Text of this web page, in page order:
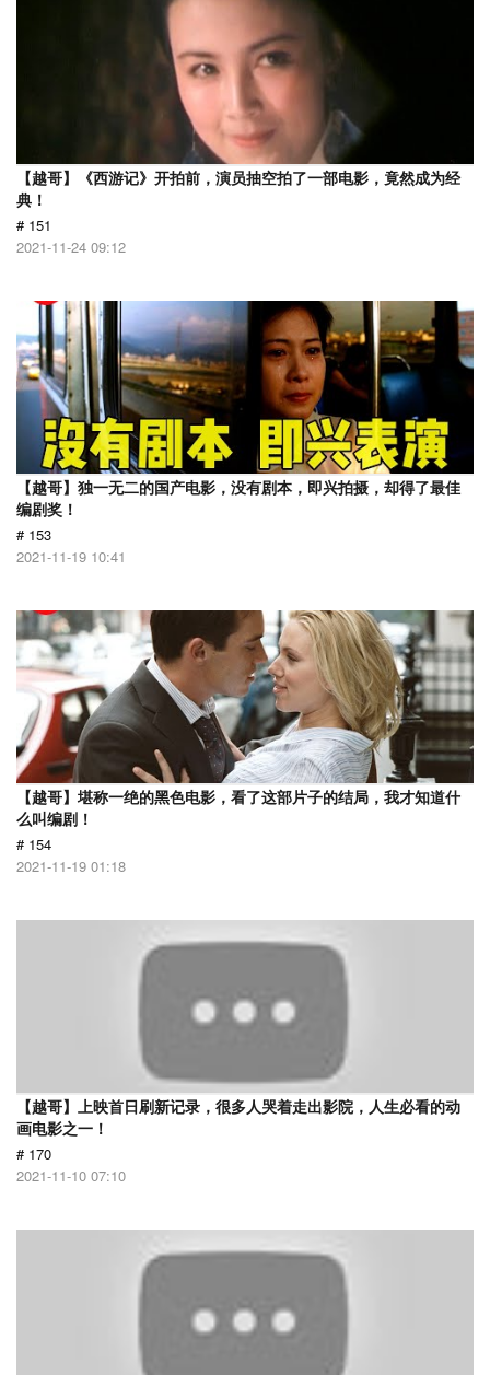
【越哥】《西游记》开拍前，演员抽空拍了一部电影，竟然成为经
典！
# 151
2021-11-24 09:12
【越哥】独一无二的国产电影，没有剧本，即兴拍摄，却得了最佳
编剧奖！
# 153
2021-11-19 10:41
【越哥】堪称一绝的黑色电影，看了这部片子的结局，我才知道什
么叫编剧！
# 154
2021-11-19 01:18
【越哥】上映首日刷新记录，很多人哭着走出影院，人生必看的动
画电影之一！
# 170
2021-11-10 07:10